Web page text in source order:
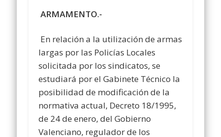
ARMAMENTO.-
En relación a la utilización de armas
largas por las Policías Locales
solicitada por los sindicatos, se
estudiará por el Gabinete Técnico la
posibilidad de modificación de la
normativa actual, Decreto 18/1995,
de 24 de enero, del Gobierno
Valenciano, regulador de los